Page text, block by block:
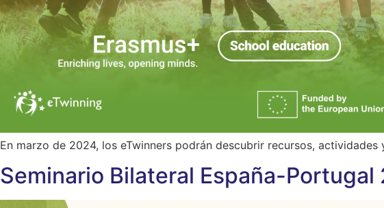
En marzo de 2024, los eTwinners podrán descubrir recursos,
Seminario Bilateral España-Portugal